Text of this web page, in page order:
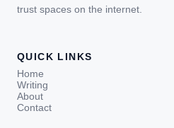
trust spaces on the internet.
QUICK LINKS
Home
Writing
About
Contact